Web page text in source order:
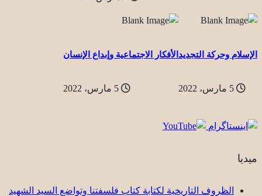
الإسلام وحركة التجديدالأفكار الاجتماعية وإبداع الإنسان
ميديا
الظروف التاريخية لكتابة كتاب فلسفتنا وتواضع السيد الشهيد